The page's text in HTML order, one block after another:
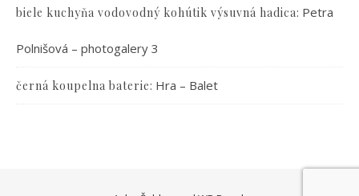
biele kuchyňa vodovodný kohútik výsuvná hadica: Petra
Polnišová – photogalery 3
černá koupelna baterie: Hra – Balet